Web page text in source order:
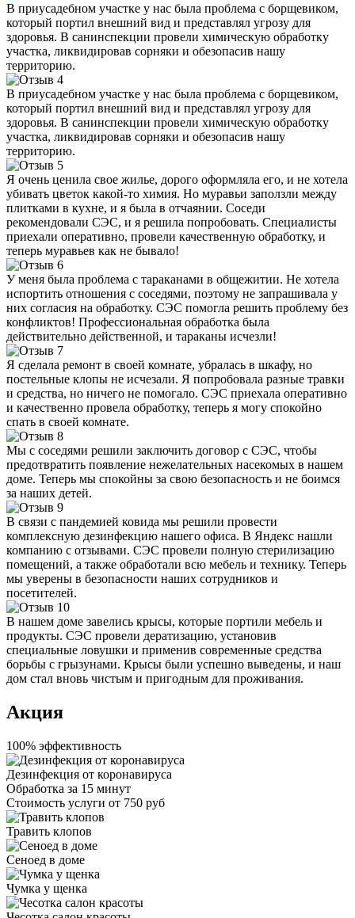
В приусадебном участке у нас была проблема с борщевиком,
который портил внешний вид и представлял угрозу для
здоровья. В санинспекции провели химическую обработку
участка, ликвидировав сорняки и обезопасив нашу
территорию.
В приусадебном участке у нас была проблема с борщевиком,
который портил внешний вид и представлял угрозу для
здоровья. В санинспекции провели химическую обработку
участка, ликвидировав сорняки и обезопасив нашу
территорию.
Я очень ценила свое жилье, дорого оформляла его, и не хотела
убивать цветок какой-то химия. Но муравьи заползли между
плитками в кухне, и я была в отчаянии. Соседи
рекомендовали СЭС, и я решила попробовать. Специалисты
приехали оперативно, провели качественную обработку, и
теперь муравьев как не бывало!
У меня была проблема с тараканами в общежитии. Не хотела
испортить отношения с соседями, поэтому не запрашивала у
них согласия на обработку. СЭС помогла решить проблему без
конфликтов! Профессиональная обработка была
действительно действенной, и тараканы исчезли!
Я сделала ремонт в своей комнате, убралась в шкафу, но
постельные клопы не исчезали. Я попробовала разные травки
и средства, но ничего не помогало. СЭС приехала оперативно
и качественно провела обработку, теперь я могу спокойно
спать в своей комнате.
Мы с соседями решили заключить договор с СЭС, чтобы
предотвратить появление нежелательных насекомых в нашем
доме. Теперь мы спокойны за свою безопасность и не боимся
за наших детей.
В связи с пандемией ковида мы решили провести
комплексную дезинфекцию нашего офиса. В Яндекс нашли
компанию с отзывами. СЭС провели полную стерилизацию
помещений, а также обработали всю мебель и технику. Теперь
мы уверены в безопасности наших сотрудников и
посетителей.
В нашем доме завелись крысы, которые портили мебель и
продукты. СЭС провели дератизацию, установив
специальные ловушки и применив современные средства
борьбы с грызунами. Крысы были успешно выведены, и наш
дом стал вновь чистым и пригодным для проживания.
Акция
100% эффективность
Дезинфекция от коронавируса
Обработка за 15 минут
Стоимость услуги от 750 руб
Травить клопов
Сеноед в доме
Чумка у щенка